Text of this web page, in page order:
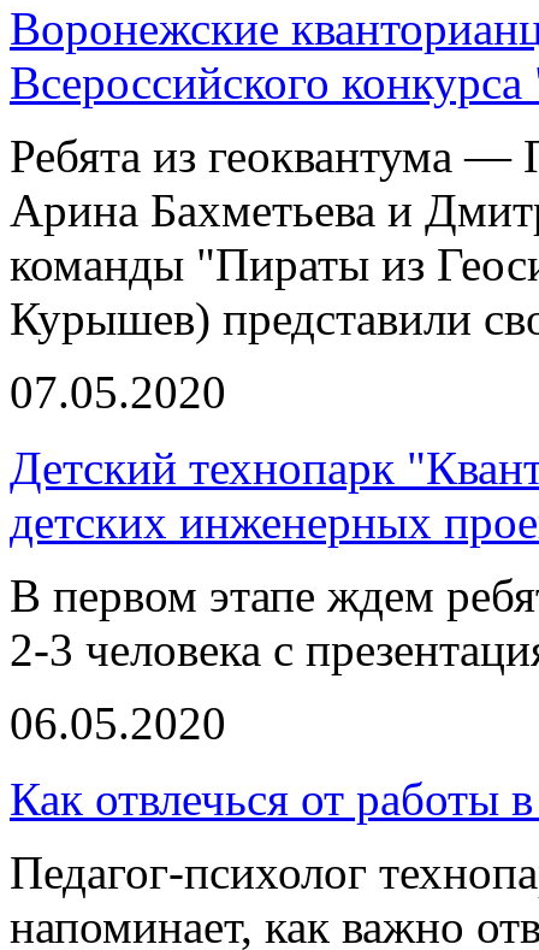
Воронежские
Всероссийского
Ребята из геоквантума
Арина Бахметьева и
команды "Пираты из
Курышев) представили
07.05.2020
Детский технопарк
детских инженерных
В первом этапе ждем
2-3 человека с
06.05.2020
Как отвлечься от работы
Педагог-психолог
напоминает, как важно